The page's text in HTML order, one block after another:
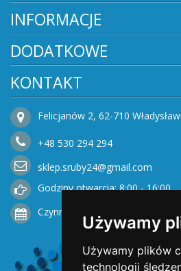
Używamy
Używamy plików
technologii
INFORMACJE
DODATKOWE
KONTAKT
Felicjanów 2, 62-710
+48 530 294 294
sklep.sruby24@gmail.com
Godziny otwarcia: 8:00 - 16:00
Czynne od Poniedziałku do